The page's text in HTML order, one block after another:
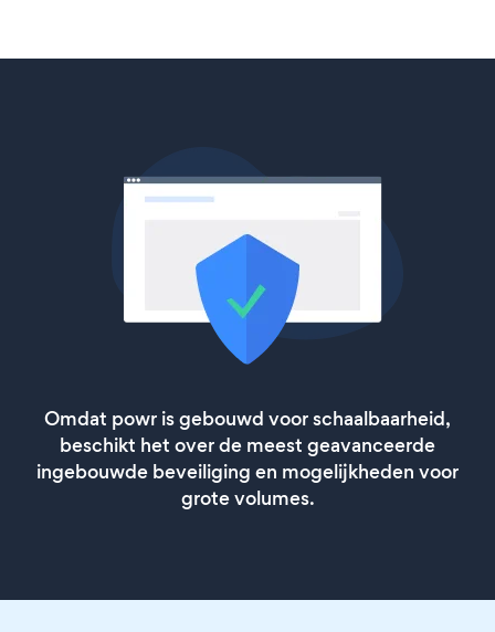
Omdat powr is gebouwd voor schaalbaarheid,
beschikt het over de meest geavanceerde
ingebouwde beveiliging en mogelijkheden voor
grote volumes.